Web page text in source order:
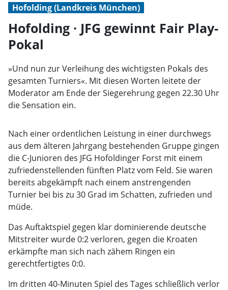
Hofolding (Landkreis München)
Hofolding · JFG gewinnt Fair Play-
Pokal
»Und nun zur Verleihung des wichtigsten Pokals des
gesamten Turniers«. Mit diesen Worten leitete der
Moderator am Ende der Siegerehrung gegen 22.30 Uhr
die Sensation ein.
Nach einer ordentlichen Leistung in einer durchwegs
aus dem älteren Jahrgang bestehenden Gruppe gingen
die C-Junioren des JFG Hofoldinger Forst mit einem
zufriedenstellenden fünften Platz vom Feld. Sie waren
bereits abgekämpft nach einem anstrengenden
Turnier bei bis zu 30 Grad im Schatten, zufrieden und
müde.
Das Auftaktspiel gegen klar dominierende deutsche
Mitstreiter wurde 0:2 verloren, gegen die Kroaten
erkämpfte man sich nach zähem Ringen ein
gerechtfertigtes 0:0.
Im dritten 40-Minuten Spiel des Tages schließlich verlor